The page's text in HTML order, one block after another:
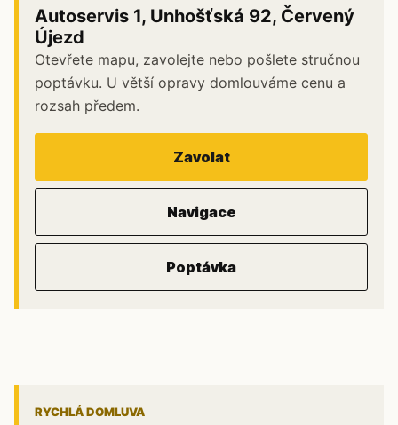
Autoservis 1, Unhošťská 92, Červený
Újezd
Otevřete mapu, zavolejte nebo pošlete stručnou
poptávku. U větší opravy domlouváme cenu a
rozsah předem.
Zavolat
Navigace
Poptávka
RYCHLÁ DOMLUVA